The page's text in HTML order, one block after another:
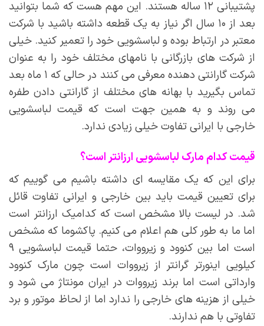
پشتیبانی ۱۲ ساله هستند. این مهم هست که شما بتوانید
بعد از ۱۰ سال اگر نیاز به یک قطعه داشته باشید با شرکت
معتبر در ارتباط بوده و لباسشویی خود را تعمیر کنید. خیلی
از شرکت های بازرگانی با نامهای مختلف خود را به عنوان
شرکت گارانتی دهنده معرفی می کنند در حالی که ۱ ماه بعد
تماس بگیرید با بهانه های مختلف از گارانتی دادن طفره
می روند و به همین جهت است که قیمت لباسشویی
خارجی با ایرانی تفاوت خیلی زیادی ندارد.
قیمت کدام مارک لباسشویی ارزانتر است؟
برای این که یک مقایسه ای داشته باشیم می گوییم که
برای تعیین قیمت باید بین خارجی و ایرانی تفاوت قائل
شد. در لیست بالا مشخص است که کدامیک ارزانتر است
اما ما به طور کلی هم اعلام می کنیم. پاکشوما که مشخص
است اما بین کنوود و زیرووات، حتما قیمت لباسشویی ۹
کیلویی اینورتر گرانتر از زیرووات است چون مارک کنوود
وارداتی است اما برند زیرووات در ایران مونتاژ می شود و
خیلی از هزینه های خارجی را ندارد اما از لحاظ موتور و برد
تفاوتی با هم ندارند.